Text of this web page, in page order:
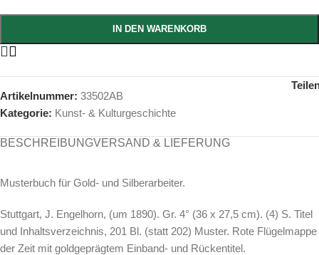
IN DEN WARENKORB
Artikelnummer: 33502AB
Kategorie: Kunst- & Kulturgeschichte
BESCHREIBUNGVERSAND & LIEFERUNG
Musterbuch für Gold- und Silberarbeiter.
Stuttgart, J. Engelhorn, (um 1890). Gr. 4° (36 x 27,5 cm). (4) S. Titel
und Inhaltsverzeichnis, 201 Bl. (statt 202) Muster. Rote Flügelmappe
der Zeit mit goldgeprägtem Einband- und Rückentitel.